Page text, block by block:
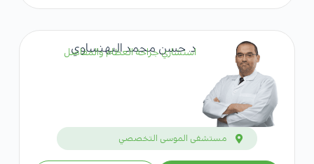
د. حسن محمد البهنساوي
استشاري جراحة العظام والمفاصل
مستشفى الموسى التخصصي